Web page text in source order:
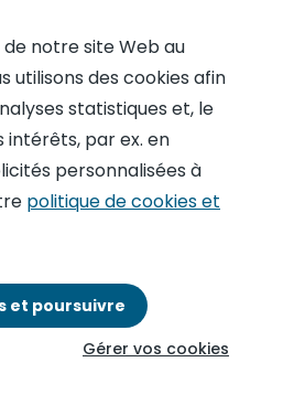
et des services, publie son
notre site Web au
utilisons des cookies afin
statistiques et, le
intérêts, par ex. en
personnalisées à
politique de cookies et
et poursuivre
Gérer vos cookies